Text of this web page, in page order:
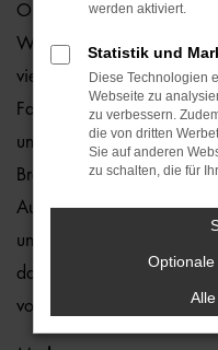
Orte sagen, denn dieses
Wir von der Auto-Familie
vielen Jahren mit VW und
Fahrzeuge begeistert.
und schauen bei jedem
Bremen genauestens
Auto in unserer
und ggf. repariert und
darin, dass wir nur
von Bremen lassen. Ohne
werden aktiviert.
Statistik und
Diese Technologien
Webseite zu
zu verbessern.
die von dritten
Sie auf anderen
zu schalten, die für